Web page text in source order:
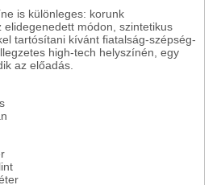
is különleges: korunk
elidegenedett módon, szintetikus
tartósítani kívánt fiatalság-szépség-
high-tech helyszínén, egy
az előadás.